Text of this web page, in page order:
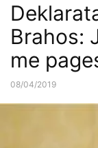
Brahos:
me
08/04/2019